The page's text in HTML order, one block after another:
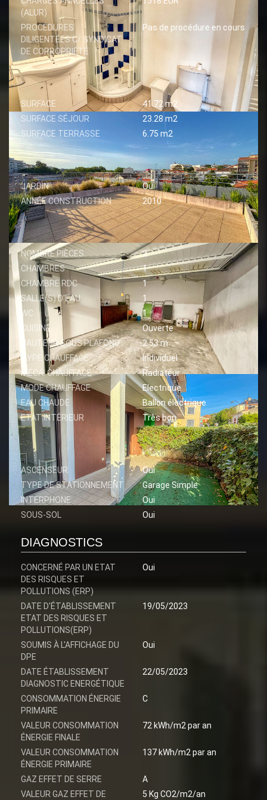
(ALUR)
PROCÉDURES
DILIGENTÉES C/ SYNDICAT
DE COPROPRIÉTÉ
Pas de procédure en cours
SURFACES
SURFACE
41.72 m2
SURFACE SÉJOUR
23.28 m2
SURFACE TERRASSE
6.75 m2
EXTÉRIEUR
JARDIN
Oui
ANNÉE CONSTRUCTION
2010
INTÉRIEUR
NOMBRE PIÈCES
2
CHAMBRES
1
CHAMBRE RDC
1
SALLE(S) D'EAU
1
WC
1
CUISINE
Ouverte
HAUTEUR SOUS PLAFOND
2.53 m
TYPE CHAUFFAGE
Individuel
MÉCA. CHAUFFAGE
Radiateur
MODE CHAUFFAGE
Electrique
EAU CHAUDE
Ballon électrique
ETAT INTÉRIEUR
Très bon
AUTRES
ASCENSEUR
Oui
TYPE DE STATIONNEMENT
Garage Simple
INTERPHONE
Oui
SOUS-SOL
Oui
DIAGNOSTICS
CONCERNÉ PAR UN ETAT
DES RISQUES ET
POLLUTIONS (ERP)
Oui
DATE D'ÉTABLISSEMENT
ETAT DES RISQUES ET
POLLUTIONS(ERP)
19/05/2023
SOUMIS À L'AFFICHAGE DU
DPE
Oui
DATE ÉTABLISSEMENT
DIAGNOSTIC ENERGÉTIQUE
22/05/2023
CONSOMMATION ÉNERGIE
PRIMAIRE
C
VALEUR CONSOMMATION
ÉNERGIE FINALE
72 kWh/m2 par an
VALEUR CONSOMMATION
ÉNERGIE PRIMAIRE
137 kWh/m2 par an
GAZ EFFET DE SERRE
A
VALEUR GAZ EFFET DE
5 Kg CO2/m2/an